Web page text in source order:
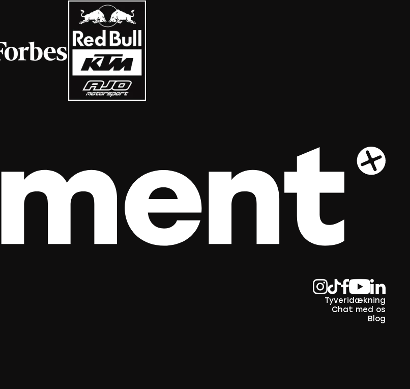
Tyveridækning
Chat med os
Blog